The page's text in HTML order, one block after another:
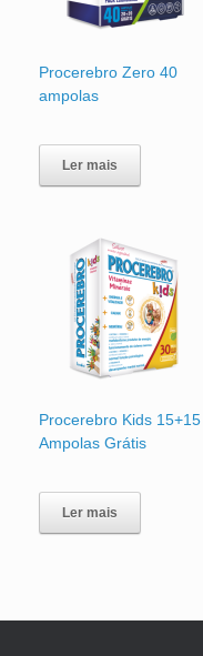
Procerebro Zero 40
ampolas
Ler mais
Procerebro Kids 15+15
Ampolas Grátis
Ler mais